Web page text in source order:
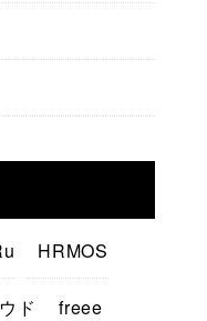
HRMOS
ド freee